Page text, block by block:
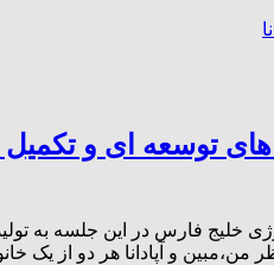
توسعه ای و
خلیج فارس در این جلسه به
من،مبین و آپادانا هر دو از یک